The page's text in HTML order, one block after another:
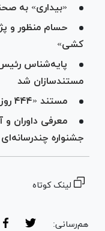
«بیداری» به
حسام منظور و
کشی»
پایه‌شناس
مستندسازان شد
مستند «۴۴۴ روز» از قاب شبکه دو
معرفی داوران
جشنواره
لینک کوتاه
هم‌رسانی: